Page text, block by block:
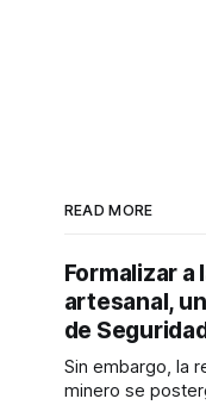
READ MORE
Formalizar a
artesanal,
de
Sin embargo, la
minero se